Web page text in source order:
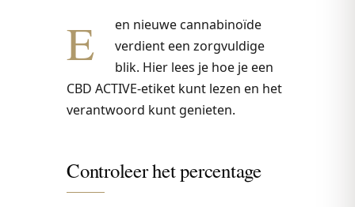
E
en nieuwe cannabinoïde
verdient een zorgvuldige
blik. Hier lees je hoe je een
CBD ACTIVE-etiket kunt lezen en het
verantwoord kunt genieten.
Controleer het percentage